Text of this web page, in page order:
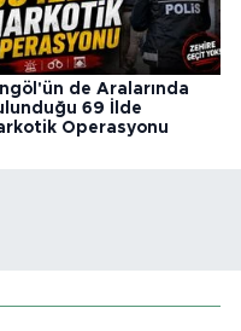
de Aralarında
69 İlde
Operasyonu